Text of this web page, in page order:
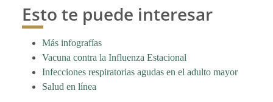
Esto te puede interesar
Más infografías
Vacuna contra la Influenza Estacional
Infecciones respiratorias agudas en el adulto mayor
Salud en línea